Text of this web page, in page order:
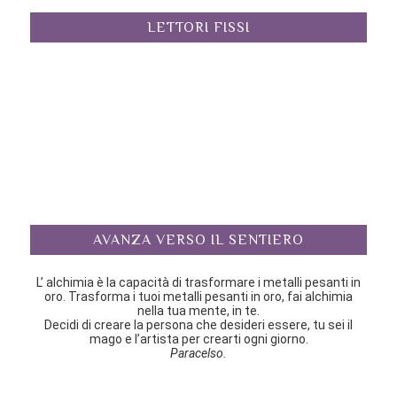
LETTORI FISSI
AVANZA VERSO IL SENTIERO
L’ alchimia è la capacità di trasformare i metalli pesanti in
oro. Trasforma i tuoi metalli pesanti in oro, fai alchimia
nella tua mente, in te.
Decidi di creare la persona che desideri essere, tu sei il
mago e l’artista per crearti ogni giorno.
Paracelso.